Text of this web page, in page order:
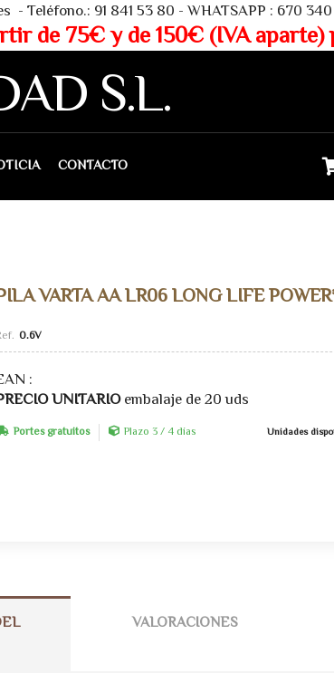
- WHATSAPP : 670 340
(IVA aparte) para
S.L.
CONTACTO
VARTA AA LR06 LONG LIFE
0.6V
:
UNITARIOembalaje de 20 uds
Portes gratuitos Plazo 3 / 4 días Unidades
VALORACIONES